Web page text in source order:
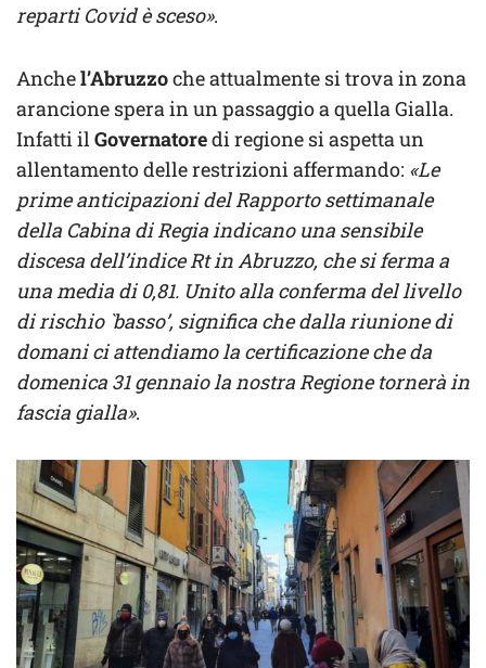
reparti Covid è sceso».
Anchel’Abruzzoche attualmente si trova in zona
arancione spera in un passaggio a quella Gialla.
Infatti ilGovernatoredi regione si aspetta un
allentamento delle restrizioni affermando: «Le
prime anticipazioni del Rapporto settimanale
della Cabina di Regia indicano una sensibile
discesa dell’indice Rt in Abruzzo, che si ferma a
una media di 0,81. Unito alla conferma del livello
di rischio `basso’, significa che dalla riunione di
domani ci attendiamo la certificazione che da
domenica 31 gennaio la nostra Regione tornerà in
fascia gialla».